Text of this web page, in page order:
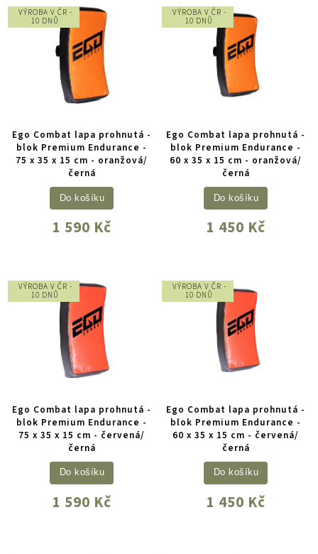
VÝROBA V ČR -
10 DNŮ
Ego Combat lapa prohnutá -
blok Premium Endurance -
75 x 35 x 15 cm - oranžová/
černá
1 590 Kč
Do košíku
VÝROBA V ČR -
10 DNŮ
Ego Combat lapa prohnutá -
blok Premium Endurance -
60 x 35 x 15 cm - oranžová/
černá
1 450 Kč
Do košíku
VÝROBA V ČR -
10 DNŮ
Ego Combat lapa prohnutá -
blok Premium Endurance -
75 x 35 x 15 cm - červená/
černá
1 590 Kč
Do košíku
VÝROBA V ČR -
10 DNŮ
Ego Combat lapa prohnutá -
blok Premium Endurance -
60 x 35 x 15 cm - červená/
černá
1 450 Kč
Do košíku